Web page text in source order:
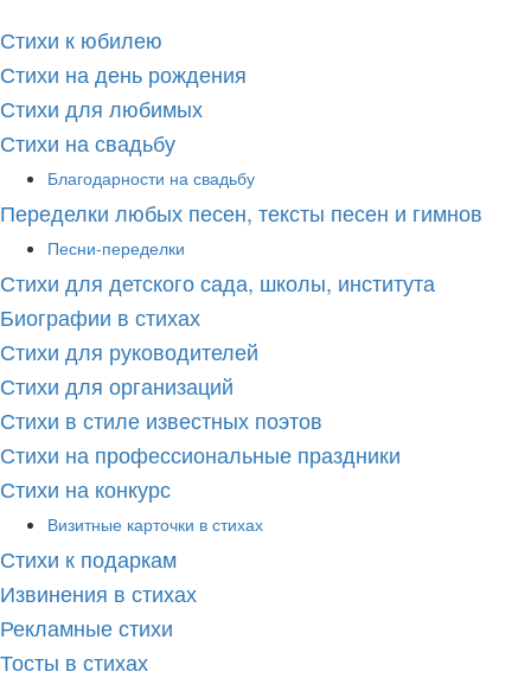
Стихи к юбилею
Стихи на день рождения
Стихи для любимых
Стихи на свадьбу
Благодарности на свадьбу
Переделки любых песен, тексты песен и гимнов
Песни-переделки
Стихи для детского сада, школы, института
Биографии в стихах
Стихи для руководителей
Стихи для организаций
Стихи в стиле известных поэтов
Стихи на профессиональные праздники
Стихи на конкурс
Визитные карточки в стихах
Стихи к подаркам
Извинения в стихах
Рекламные стихи
Тосты в стихах